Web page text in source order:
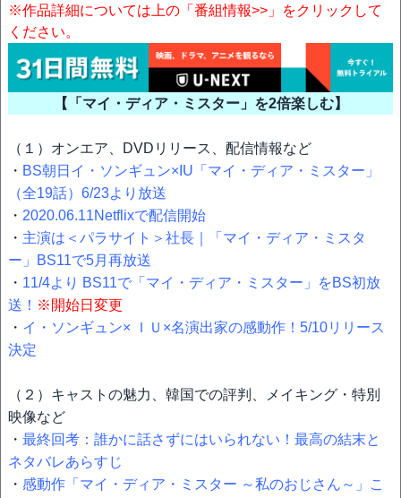
※作品詳細については上の「番組情報>>」をクリックして
ください。
【「マイ・ディア・ミスター」を2倍楽しむ】
（１）オンエア、DVDリリース、配信情報など
・ BS朝日イ・ソンギュン×IU「マイ・ディア・ミスター」
（全19話）6/23より放送
・ 2020.06.11Netflixで配信開始
・ 主演は＜パラサイト＞社長｜「マイ・ディア・ミスタ
ー」BS11で5月再放送
・ 11/4より BS11で「マイ・ディア・ミスター」をBS初放
送！ ※開始日変更
・ イ・ソンギュン× ＩＵ×名演出家の感動作！5/10リリース
決定
（２）キャストの魅力、韓国での評判、メイキング・特別
映像など
・ 最終回考：誰かに話さずにはいられない！最高の結末と
ネタバレあらすじ
・ 感動作「マイ・ディア・ミスター ～私のおじさん～」こ